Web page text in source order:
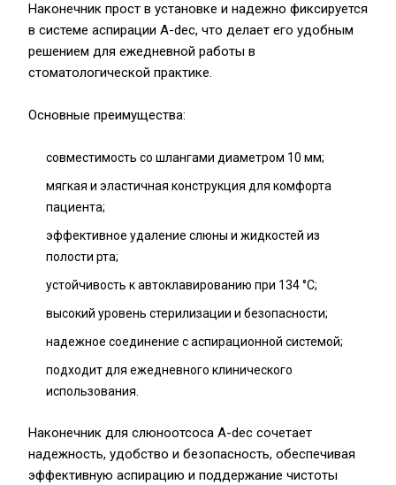
Наконечник прост в установке и надежно фиксируется
в системе аспирации A-dec, что делает его удобным
решением для ежедневной работы в
стоматологической практике.
Основные преимущества:
совместимость со шлангами диаметром 10 мм;
мягкая и эластичная конструкция для комфорта
пациента;
эффективное удаление слюны и жидкостей из
полости рта;
устойчивость к автоклавированию при 134 °C;
высокий уровень стерилизации и безопасности;
надежное соединение с аспирационной системой;
подходит для ежедневного клинического
использования.
Наконечник для слюноотсоса A-dec сочетает
надежность, удобство и безопасность, обеспечивая
эффективную аспирацию и поддержание чистоты